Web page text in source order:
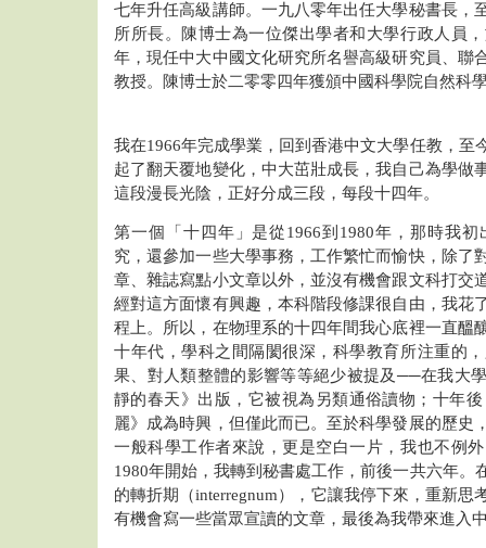
七年升任高級講師。一九八零年出任大學秘書長，
所所長。陳博士為一位傑出學者和大學行政人員
年，現任中大中國文化研究所名譽高級研究員、聯
教授。陳博士於二零零四年獲頒中國科學院自然科
我在1966年完成學業，回到香港中文大學任教，至
起了翻天覆地變化，中大茁壯成長，我自己為學做
這段漫長光陰，正好分成三段，每段十四年。
第一個「十四年」是從1966到1980年，那時我
究，還參加一些大學事務，工作繁忙而愉快，除了
章、雜誌寫點小文章以外，並沒有機會跟文科打交
經對這方面懷有興趣，本科階段修課很自由，我花
程上。所以，在物理系的十四年間我心底裡一直醞
十年代，學科之間隔閡很深，科學教育所注重的
果、對人類整體的影響等等絕少被提及──在我大
靜的春天》出版，它被視為另類通俗讀物；十年後
麗》成為時興，但僅此而已。至於科學發展的歷史
一般科學工作者來說，更是空白一片，我也不例
1980年開始，我轉到秘書處工作，前後一共六年。
的轉折期（interregnum），它讓我停下來，重新思
有機會寫一些當眾宣讀的文章，最後為我帶來進入